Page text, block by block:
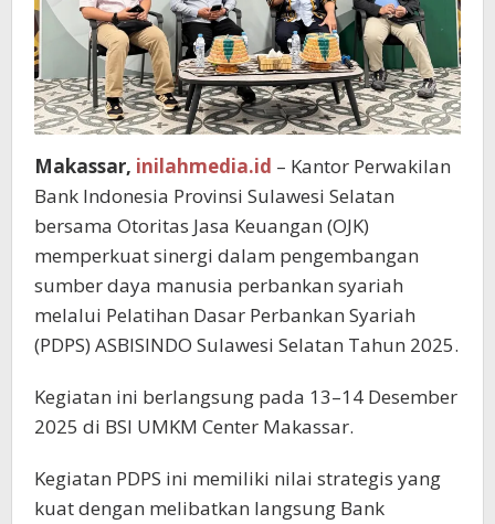
Makassar, inilahmedia.id – ​Kantor Perwakilan
Bank Indonesia Provinsi Sulawesi Selatan
bersama Otoritas Jasa Keuangan (OJK)
memperkuat sinergi dalam pengembangan
sumber daya manusia perbankan syariah
melalui Pelatihan Dasar Perbankan Syariah
(PDPS) ASBISINDO Sulawesi Selatan Tahun 2025.
Kegiatan ini berlangsung pada 13–14 Desember
2025 di BSI UMKM Center Makassar.
Kegiatan PDPS ini memiliki nilai strategis yang
kuat dengan melibatkan langsung Bank